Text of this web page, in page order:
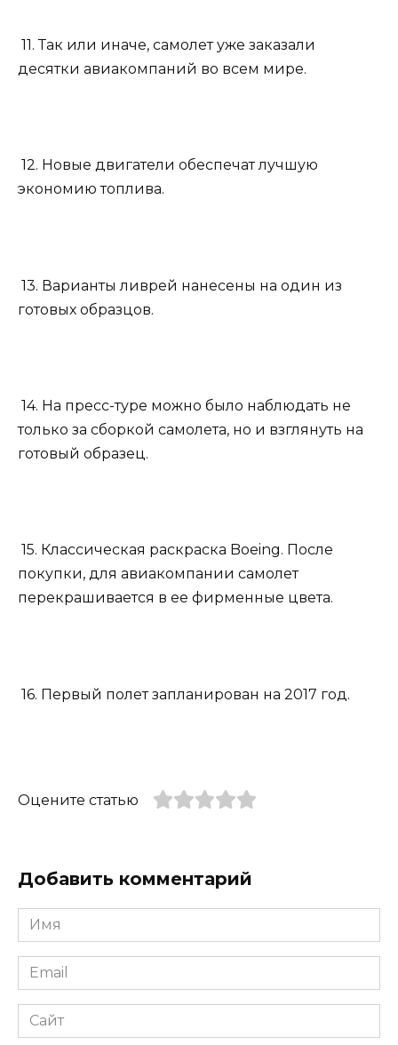
11. Так или иначе, самолет уже заказали
десятки авиакомпаний во всем мире.
12. Новые двигатели обеспечат лучшую
экономию топлива.
13. Варианты ливрей нанесены на один из
готовых образцов.
14. На пресс-туре можно было наблюдать не
только за сборкой самолета, но и взглянуть на
готовый образец.
15. Классическая раскраска Boeing. После
покупки, для авиакомпании самолет
перекрашивается в ее фирменные цвета.
16. Первый полет запланирован на 2017 год.
Оцените статью
Добавить комментарий
Имя
*
Email
*
Сайт